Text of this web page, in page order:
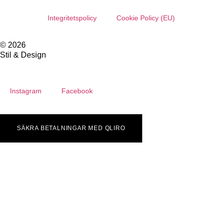
Integritetspolicy Cookie Policy (EU)
© 2026
Stil & Design
Instagram Facebook
SÄKRA BETALNINGAR MED QLIRO